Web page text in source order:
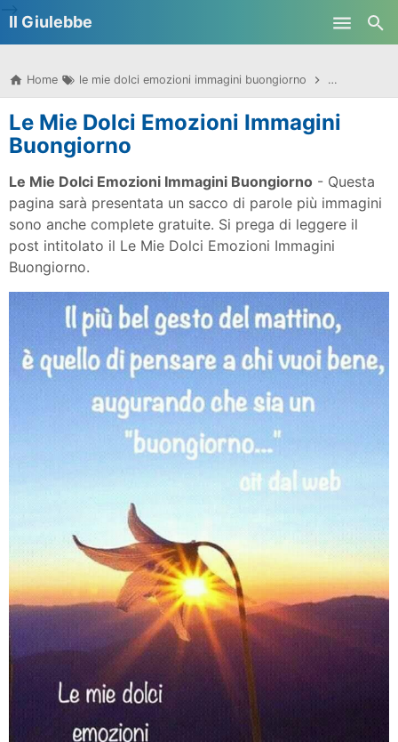
Il Giulebbe
Home le mie dolci emozioni immagini buongiorno le mie dolci
Le Mie Dolci Emozioni Immagini
Buongiorno
Le Mie Dolci Emozioni Immagini Buongiorno - Questa
pagina sarà presentata un sacco di parole più immagini
sono anche complete gratuite. Si prega di leggere il
post intitolato il Le Mie Dolci Emozioni Immagini
Buongiorno.